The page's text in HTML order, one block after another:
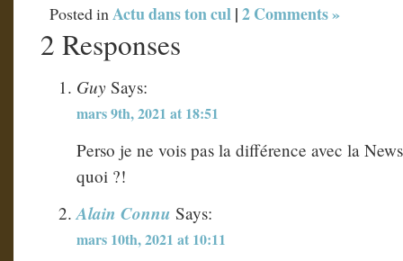
Posted in Actu dans ton cul|2 Comments »
2 Responses
Guy Says:
mars 9th, 2021 at 18:51
Perso je ne vois pas la différence avec la
quoi ?!
Alain Connu Says:
mars 10th, 2021 at 10:11